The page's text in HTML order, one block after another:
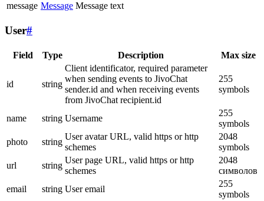
message Message Message text
User#
Field Type Description Max size
id string
Client identificator, required parameter
when sending events to JivoChat
sender.id and when receiving events
from JivoChat recipient.id
255
symbols
name string Username
255
symbols
photo
string
User avatar URL, valid https or http
schemes
2048
symbols
url
string
User page URL, valid https or http
schemes
2048
символов
email
string User email
255
symbols